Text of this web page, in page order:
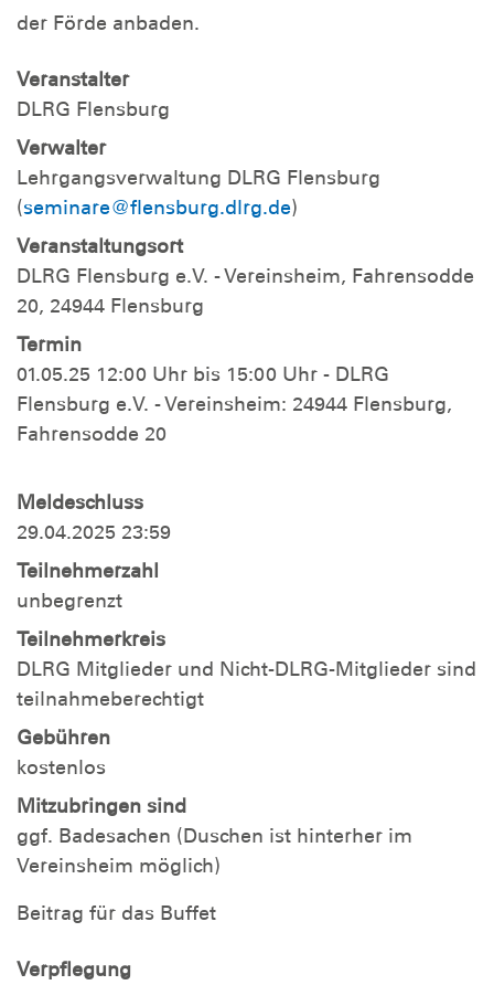
der Förde anbaden.
Veranstalter
DLRG Flensburg
Verwalter
Lehrgangsverwaltung DLRG Flensburg
(seminare@flensburg.dlrg.de)
Veranstaltungsort
DLRG Flensburg e.V. - Vereinsheim, Fahrensodde
20, 24944 Flensburg
Termin
01.05.25 12:00 Uhr bis 15:00 Uhr - DLRG
Flensburg e.V. - Vereinsheim: 24944 Flensburg,
Fahrensodde 20
Meldeschluss
29.04.2025 23:59
Teilnehmerzahl
unbegrenzt
Teilnehmerkreis
DLRG Mitglieder und Nicht-DLRG-Mitglieder sind
teilnahmeberechtigt
Gebühren
kostenlos
Mitzubringen sind
ggf. Badesachen (Duschen ist hinterher im
Vereinsheim möglich)
Beitrag für das Buffet
Verpflegung